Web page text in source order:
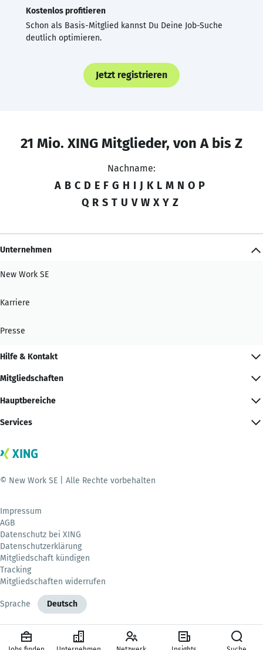
Kostenlos profitieren
Schon als Basis-Mitglied kannst Du Deine Job-Suche
deutlich optimieren.
Jetzt registrieren
21 Mio. XING Mitglieder, von A bis Z
Nachname:
A B C D E F G H I J K L M N O P
Q R S T U V W X Y Z
Unternehmen
New Work SE
Karriere
Presse
Hilfe & Kontakt
Mitgliedschaften
Hauptbereiche
Services
© New Work SE | Alle Rechte vorbehalten
Impressum
AGB
Datenschutz bei XING
Datenschutzerklärung
Mitgliedschaft kündigen
Tracking
Mitgliedschaften widerrufen
Sprache Deutsch